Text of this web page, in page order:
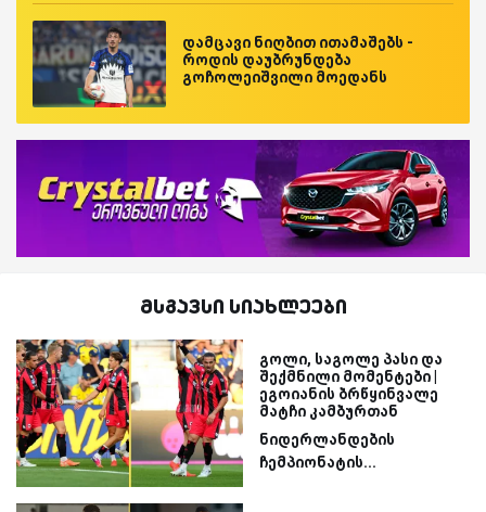
დამცავი ნიღბით ითამაშებს -
როდის დაუბრუნდება
გოჩოლეიშვილი მოედანს
მსგავსი სიახლეები
გოლი, საგოლე პასი და
შექმნილი მომენტები |
ეგოიანის ბრწყინვალე
მატჩი კამბურთან
ნიდერლანდების
ჩემპიონატის...